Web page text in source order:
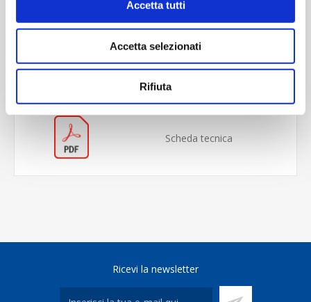
Accetta tutti
Accetta selezionati
Rifiuta
REVIEWS
CONTACT US
Scheda tecnica
Ricevi la newsletter